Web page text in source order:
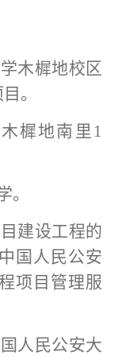
木樨地校区
。
樨地南里1
。
建设工程的
国人民公安
项目管理服
人民公安大